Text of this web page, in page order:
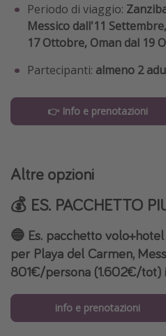
Periodo di viaggio:
Messico dall'11
17 Ottobre, Oman dal 19
Partecipanti: almeno 2
👉 Info e prenotazioni
Altre opzioni
💰 ES. PACCHETTO
🔵 Es. pacchetto
per Playa del Carmen,
801€/persona (1.602€/tot)
info e prenotazioni